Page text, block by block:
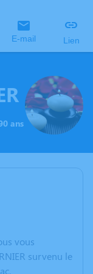
E-mail Lien
ans
vous
survenu le